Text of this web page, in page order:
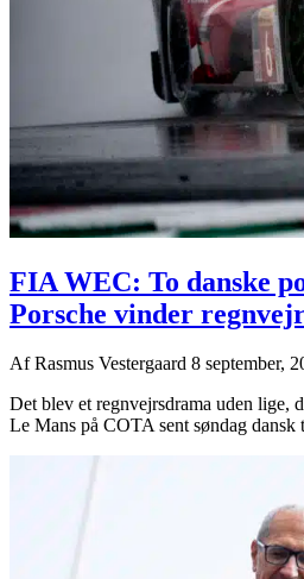
FIA WEC: To danske
Porsche vinder
AfRasmus Vestergaard 8 september,
Det blev et regnvejrsdrama uden lige,
Le Mans på COTA sent søndag dansk